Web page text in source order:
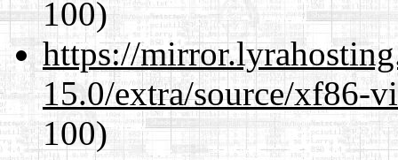
100)
https://
15.0/extra/source/xf86-
100)